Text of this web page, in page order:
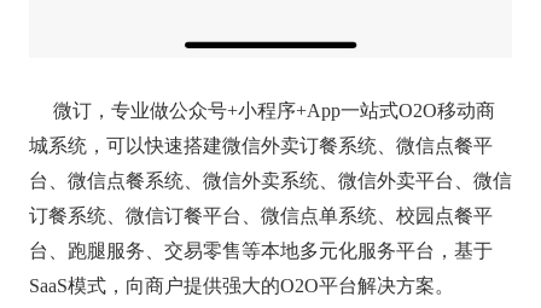
微订，专业做公众号+小程序+App一站式O2O移动商
城系统，可以快速搭建微信外卖订餐系统、微信点餐平
台、微信点餐系统、微信外卖系统、微信外卖平台、微信
订餐系统、微信订餐平台、微信点单系统、校园点餐平
台、跑腿服务、交易零售等本地多元化服务平台，基于
SaaS模式，向商户提供强大的O2O平台解决方案。